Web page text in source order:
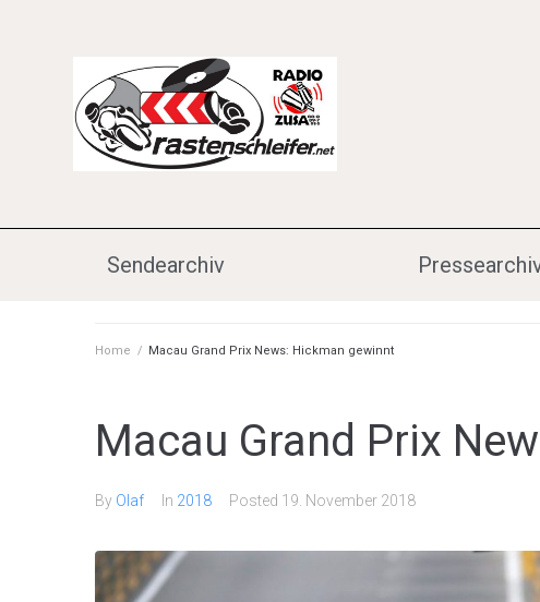
Sendearchiv
Home / Macau Grand Prix News: Hickman gewinnt
Macau Grand Prix
By Olaf In 2018 Posted 19. November 2018